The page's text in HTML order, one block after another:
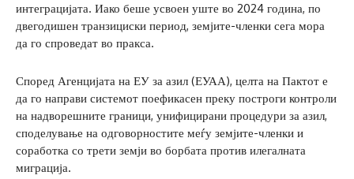
интеграцијата. Иако беше усвоен уште во 2024 година, по
двегодишен транзициски период, земјите-членки сега мора
да го спроведат во пракса.
Според Агенцијата на ЕУ за азил (ЕУАА), целта на Пактот е
да го направи системот поефикасен преку построги контроли
на надворешните граници, унифицирани процедури за азил,
споделување на одговорностите меѓу земјите-членки и
соработка со трети земји во борбата против илегалната
миграција.